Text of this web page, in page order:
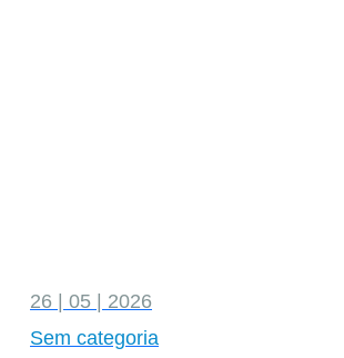
26 | 05 | 2026
Sem categoria